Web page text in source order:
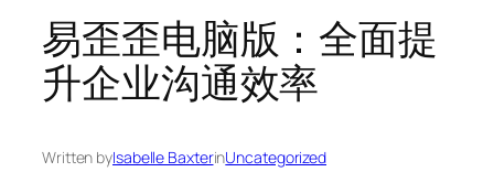
易歪歪电脑版：全面提
升企业沟通效率
Written byIsabelle BaxterinUncategorized